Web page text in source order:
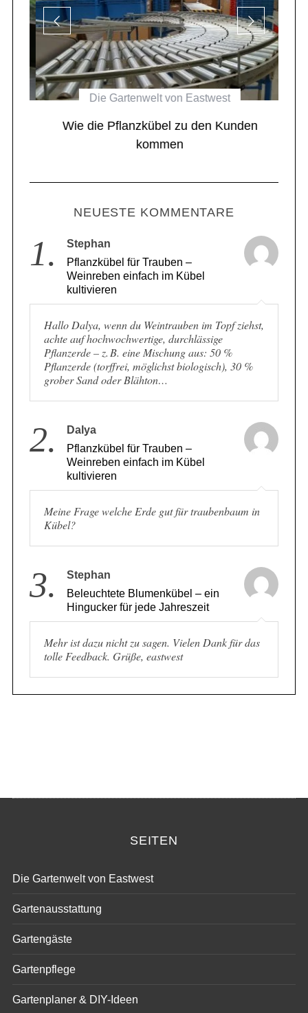
Die Gartenwelt von Eastwest
Wie die Pflanzkübel zu den Kunden
kommen
NEUESTE KOMMENTARE
1.
Stephan
Pflanzkübel für Trauben –
Weinreben einfach im Kübel
kultivieren
Hallo Dalya, wenn du Weintrauben im Topf ziehst,
achte auf hochwochwertige, durchlässige
Pflanzerde – z. B. eine Mischung aus: 50 %
Pflanzerde (torffrei, möglichst biologisch), 30 %
grober Sand oder Blähton…
2.
Dalya
Pflanzkübel für Trauben –
Weinreben einfach im Kübel
kultivieren
Meine Frage welche Erde gut für traubenbaum in
Kübel?
3.
Stephan
Beleuchtete Blumenkübel – ein
Hingucker für jede Jahreszeit
Mehr ist dazu nicht zu sagen. Vielen Dank für das
tolle Feedback. Grüße, eastwest
SEITEN
Die Gartenwelt von Eastwest
Gartenausstattung
Gartengäste
Gartenpflege
Gartenplaner & DIY-Ideen